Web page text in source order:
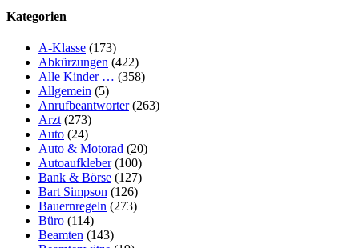
Kategorien
A-Klasse (173)
Abkürzungen (422)
Alle Kinder … (358)
Allgemein (5)
Anrufbeantworter(263)
Arzt (273)
Auto (24)
Auto & Motorad (20)
Autoaufkleber(100)
Bank & Börse (127)
Bart Simpson (126)
Bauernregeln (273)
Büro (114)
Beamten (143)